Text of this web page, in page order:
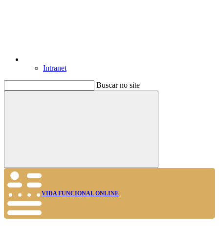
Intranet
Buscar no site
Buscar
VIDA FUNCIONAL ONLINE